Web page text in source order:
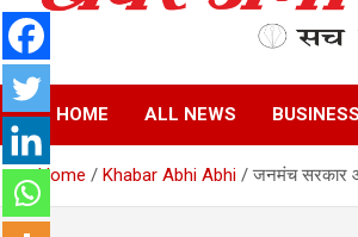
खबर अभी अभी
सच की तहकीकात
HOME ALL NEWS BUSINESS
Home Khabar Abhi Abhi जनमंच सरकार